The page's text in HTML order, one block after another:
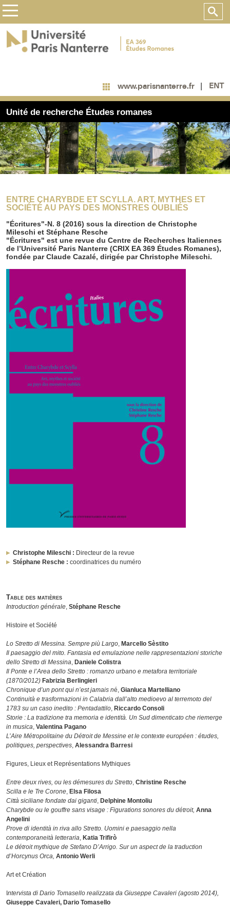
www.parisnanterre.fr ENT
Unité de recherche Études romanes
ENTRE CHARYBDE ET SCYLLA. ART, MYTHES ET
SOCIÉTÉ AU PAYS DES MONSTRES OUBLIÉS
"Écritures"-N. 8 (2016) sous la direction de Christophe
Mileschi et Stéphane Resche
"Écritures" est une revue du Centre de Recherches Italiennes
de l’Université Paris Nanterre (CRIX EA 369 Études Romanes),
fondée par Claude Cazalé, dirigée par Christophe Mileschi.
Christophe Mileschi : Directeur de la revue
Stéphane Resche : coordinatrices du numéro
Table des matières
Introduction générale, Stéphane Resche
Histoire et Société
Lo Stretto di Messina. Sempre più Largo, Marcello Sèstito
Il paesaggio del mito. Fantasia ed emulazione nelle rappresentazioni storiche
dello Stretto di Messina, Daniele Colistra
Il Ponte e l’Area dello Stretto : romanzo urbano e metafora territoriale
(1870/2012) Fabrizia Berlingieri
Chronique d’un pont qui n’est jamais né, Gianluca Martelliano
Continuità e trasformazioni in Calabria dall’alto medioevo al terremoto del
1783 su un caso inedito : Pentadattilo, Riccardo Consoli
Storie : La tradizione tra memoria e identità. Un Sud dimenticato che riemerge
in musica, Valentina Pagano
L’Aire Métropolitaine du Détroit de Messine et le contexte européen : études,
politiques, perspectives, Alessandra Barresi
Figures, Lieux et Représentations Mythiques
Entre deux rives, ou les démesures du Stretto, Christine Resche
Scilla e le Tre Corone, Elsa Filosa
Città siciliane fondate dai giganti, Delphine Montoliu
Charybde ou le gouffre sans visage : Figurations sonores du détroit, Anna
Angelini
Prove di identità in riva allo Stretto. Uomini e paesaggio nella
contemporaneità letteraria, Katia Trifirò
Le détroit mythique de Stefano D’Arrigo. Sur un aspect de la traduction
d’Horcynus Orca, Antonio Werli
Art et Création
ntervista di Dario Tomasello realizzata da Giuseppe Cavaleri (agosto 2014),
Giuseppe Cavaleri, Dario Tomasello